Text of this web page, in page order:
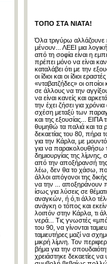
ΤΟΠΟ ΣΤΑ ΝΙΑΤΑ!
Όλα τριγύρω αλλάζουνε
μένουν... ΛΕΕΙ μια
από τη σοφία είναι η
πρέπει μόνο να είναι
καταλάβει ότι με την
οι ίδιοι και οι ίδιοι
«νταβατζήδες» οι οποίοι
σε άλλους να την
να είναι κανείς και
την έχει ζήσει για
σχέση μεταξύ των
και της εξουσίας... ΕΙΠΑ
θυμηθώ τα παλιά και τα
δεκαετίας του 80, πήρα
για την Κάρλα, με
για να παρακολουθήσω
δημιουργίας της
από την αποξήρανσή
λέω, δεν θα το χάσω,
άλλοι απόγονοι της
να την ... αποξηράνουν
ίσως για λύσεις σε
αναγκών, ή ό,τι άλλο
ανάγκη ο τόπος και
λοιπόν στην Κάρλα, τι
νερά... Τις γνωστές
του 90, να γίνονται
ταμιευτήρες μαζί να
μικρή λίμνη. Τον
βήμα για την
χρειάστηκε δεκαετίες να